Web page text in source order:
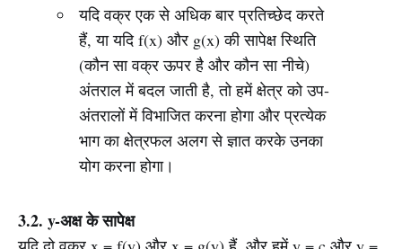
यदि वक्र एक से अधिक बार प्रतिच्छेद करते
हैं, या यदि f(x) और g(x) की सापेक्ष स्थिति
(कौन सा वक्र ऊपर है और कौन सा नीचे)
अंतराल में बदल जाती है, तो हमें क्षेत्र को उप-
अंतरालों में विभाजित करना होगा और प्रत्येक
भाग का क्षेत्रफल अलग से ज्ञात करके उनका
योग करना होगा।
3.2. y-अक्ष के सापेक्ष